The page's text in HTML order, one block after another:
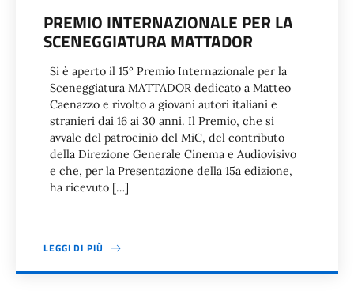
PREMIO INTERNAZIONALE PER LA
SCENEGGIATURA MATTADOR
Si è aperto il 15° Premio Internazionale per la
Sceneggiatura MATTADOR dedicato a Matteo
Caenazzo e rivolto a giovani autori italiani e
stranieri dai 16 ai 30 anni. Il Premio, che si
avvale del patrocinio del MiC, del contributo
della Direzione Generale Cinema e Audiovisivo
e che, per la Presentazione della 15a edizione,
ha ricevuto […]
LEGGI DI PIÙ